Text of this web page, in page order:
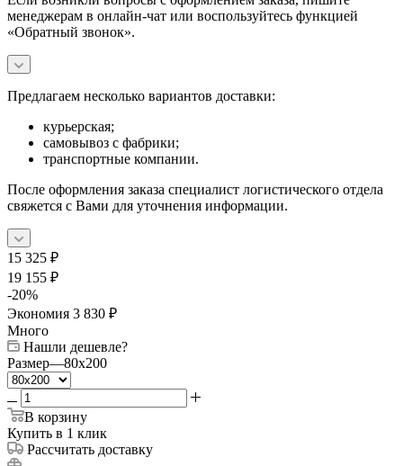
менеджерам в онлайн-чат или воспользуйтесь функцией
«Обратный звонок».
Предлагаем несколько вариантов доставки:
курьерская;
самовывоз с фабрики;
транспортные компании.
После оформления заказа специалист логистического отдела
свяжется с Вами для уточнения информации.
15 325 ₽
19 155 ₽
-20%
Экономия 3 830 ₽
Много
Нашли дешевле?
Размер—80x200
В корзину
Купить в 1 клик
Рассчитать доставку